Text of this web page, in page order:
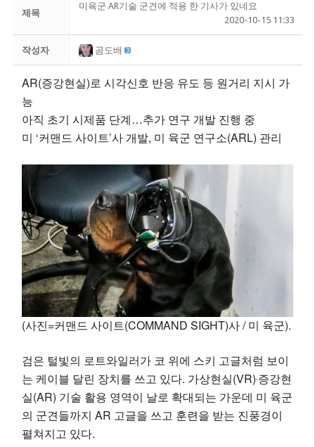
제목
미육군 AR기술 군견에 적용 한 기사가 있네요
2020-10-15 11:33
작성자 곰도배
AR(증강현실)로 시각신호 반응 유도 등 원거리 지시 가
능
아직 초기 시제품 단계…추가 연구 개발 진행 중
미 ‘커맨드 사이트’사 개발, 미 육군 연구소(ARL) 관리
(사진=커맨드 사이트(COMMAND SIGHT)사 / 미 육군).
검은 털빛의 로트와일러가 코 위에 스키 고글처럼 보이
는 케이블 달린 장치를 쓰고 있다. 가상현실(VR)‧증강현
실(AR) 기술 활용 영역이 날로 확대되는 가운데 미 육군
의 군견들까지 AR 고글을 쓰고 훈련을 받는 진풍경이
펼쳐지고 있다.